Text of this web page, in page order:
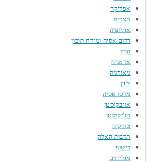
אפריקה
מצרים
אתיופיה
דרום אסיה ומזרח תיכון
הודו
ארמניה
גיאורגיה
ירדן
מרכז אסיה
אוזבקיסטן
טג'יקיסטן
טורקיה
תרבות האלה
כישוף
מגליתים